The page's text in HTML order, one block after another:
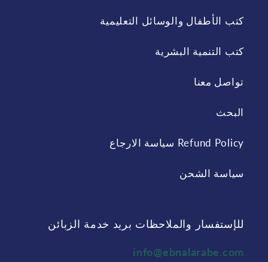
كتب الأطفال والوسائل التعليمية
كتب التنمية البشرية
تواصل معنا
البحث
Refund Policy سياسة الارجاع
سياسة الشحن
للإستفسار والملاحظات بريد خدمة الزبائن
info@ebnalarabe.com